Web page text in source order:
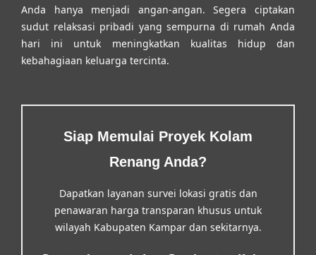
Anda hanya menjadi angan-angan. Segera ciptakan
sudut relaksasi pribadi yang sempurna di rumah Anda
hari ini untuk meningkatkan kualitas hidup dan
kebahagiaan keluarga tercinta.
Siap Memulai Proyek Kolam
Renang Anda?
Dapatkan layanan survei lokasi gratis dan
penawaran harga transparan khusus untuk
wilayah Kabupaten Kampar dan sekitarnya.